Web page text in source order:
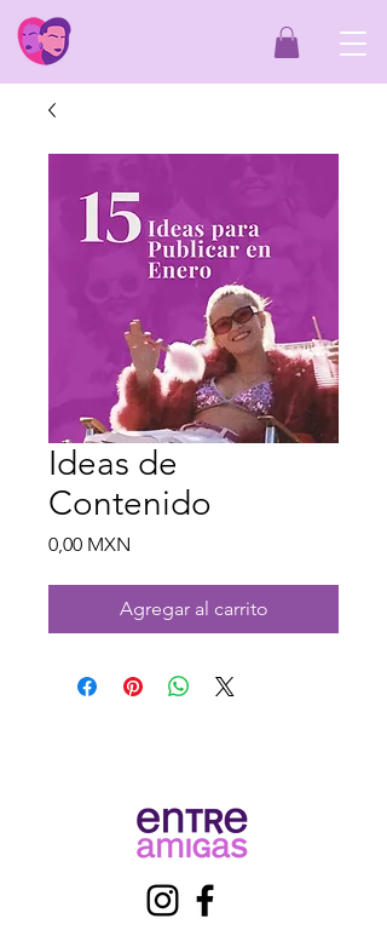
Ideas de
Contenido
0,00 MXN
Agregar al carrito